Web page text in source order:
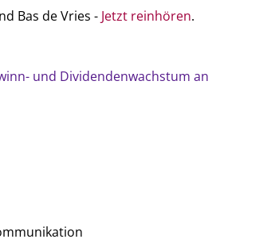
Bas de Vries - Jetzt reinhören.
und Dividendenwachstum an